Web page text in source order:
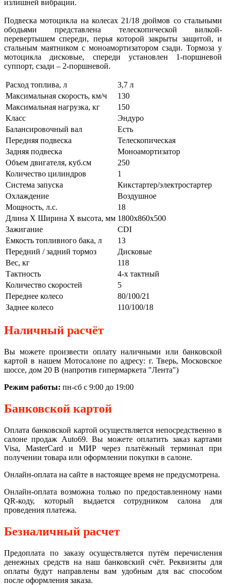
излишней вибрации.
Подвеска мотоцикла на колесах 21/18 дюймов со стальными
ободьями представлена телескопической вилкой-
перевертышем спереди, перья которой закрыты защитой, и
стальным маятником с моноамортизатором сзади. Тормоза у
мотоцикла дисковые, спереди установлен 1-поршневой
суппорт, сзади – 2-поршневой.
Расход топлива, л
3,7 л
Максимальная скорость, км/ч
130
Максимальная нагрузка, кг
150
Класс
Эндуро
Балансировочный вал
Есть
Передняя подвеска
Телескопическая
Задняя подвеска
Моноамортизатор
Объем двигателя, куб.см
250
Количество цилиндров
1
Система запуска
Кикстартер/электростартер
Охлаждение
Воздушное
Мощность, л.с.
18
Длина Х Ширина Х высота, мм 1800х860х500
Зажигание
CDI
Емкость топливного бака, л
13
Передний / задний тормоз
Дисковые
Вес, кг
118
Тактность
4-х тактный
Количество скоростей
5
Переднее колесо
80/100/21
Заднее колесо
110/100/18
Наличный расчёт
Вы можете произвести оплату наличными или банковской
картой в нашем Мотосалоне по адресу: г. Тверь, Московское
шоссе, дом 20 В (напротив гипермаркета "Лента")
Режим работы: пн-сб с 9:00 до 19:00
Банковской картой
Оплата банковской картой осуществляется непосредственно в
салоне продаж Auto69. Вы можете оплатить заказ картами
Visa, MasterCard и МИР через платёжный терминал при
получении товара или оформлении покупки в салоне.
Онлайн-оплата на сайте в настоящее время не предусмотрена.
Онлайн-оплата возможна только по предоставленному нами
QR-коду, который выдается сотрудником салона для
проведения платежа.
Безналичный расчет
Предоплата по заказу осуществляется путём перечисления
денежных средств на наш банковский счёт. Реквизиты для
оплаты будут направлены вам удобным для вас способом
после оформления заказа.